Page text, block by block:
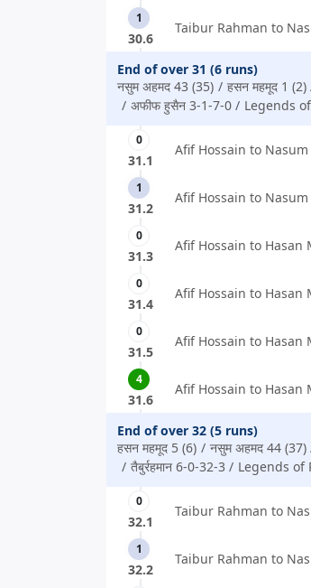
1
30.6
Taibur Rahman to
End of over 31 (6 runs)
नसुम अहमद 43 (35)
हसन महमूद 1 (2)
अफीफ हुसैन 3-1-7-0
Legends
0
31.1
Afif Hossain to
1
31.2
Afif Hossain to
0
31.3
Afif Hossain to Hasan
0
31.4
Afif Hossain to Hasan
0
31.5
Afif Hossain to Hasan
4
31.6
Afif Hossain to Hasan
End of over 32 (5 runs)
हसन महमूद 5 (6)
नसुम अहमद 44 (37)
तैबुर्रहमान 6-0-32-3
Legends of
0
32.1
Taibur Rahman to
1
32.2
Taibur Rahman to